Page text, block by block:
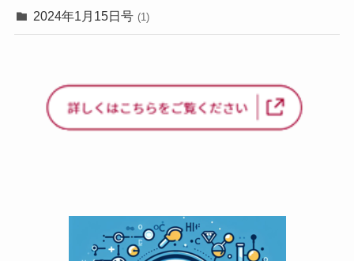
2024年1月15日号 (1)